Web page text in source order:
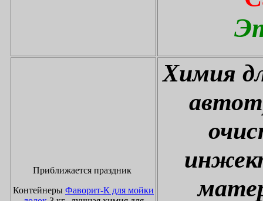
Приближается праздник
Контейнеры Фаворит-К для мойки
Химия